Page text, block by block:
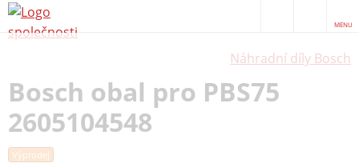
MENU
Náhradní díly Bosch
Bosch obal pro PBS75
2605104548
Výprodej